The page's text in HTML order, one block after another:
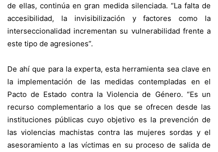
de ellas, continúa en gran medida silenciada. “La falta de
accesibilidad, la invisibilización y factores como la
interseccionalidad incrementan su vulnerabilidad frente a
este tipo de agresiones”.
De ahí que para la experta, esta herramienta sea clave en
la implementación de las medidas contempladas en el
Pacto de Estado contra la Violencia de Género. “Es un
recurso complementario a los que se ofrecen desde las
instituciones públicas cuyo objetivo es la prevención de
las violencias machistas contra las mujeres sordas y el
asesoramiento a las víctimas en su proceso de salida de